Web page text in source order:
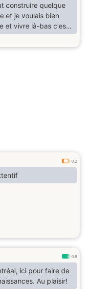
construire quelque
et je voulais bien
et vivre là-bas c'est
0.2
0.8
ici pour faire de
Au plaisir!